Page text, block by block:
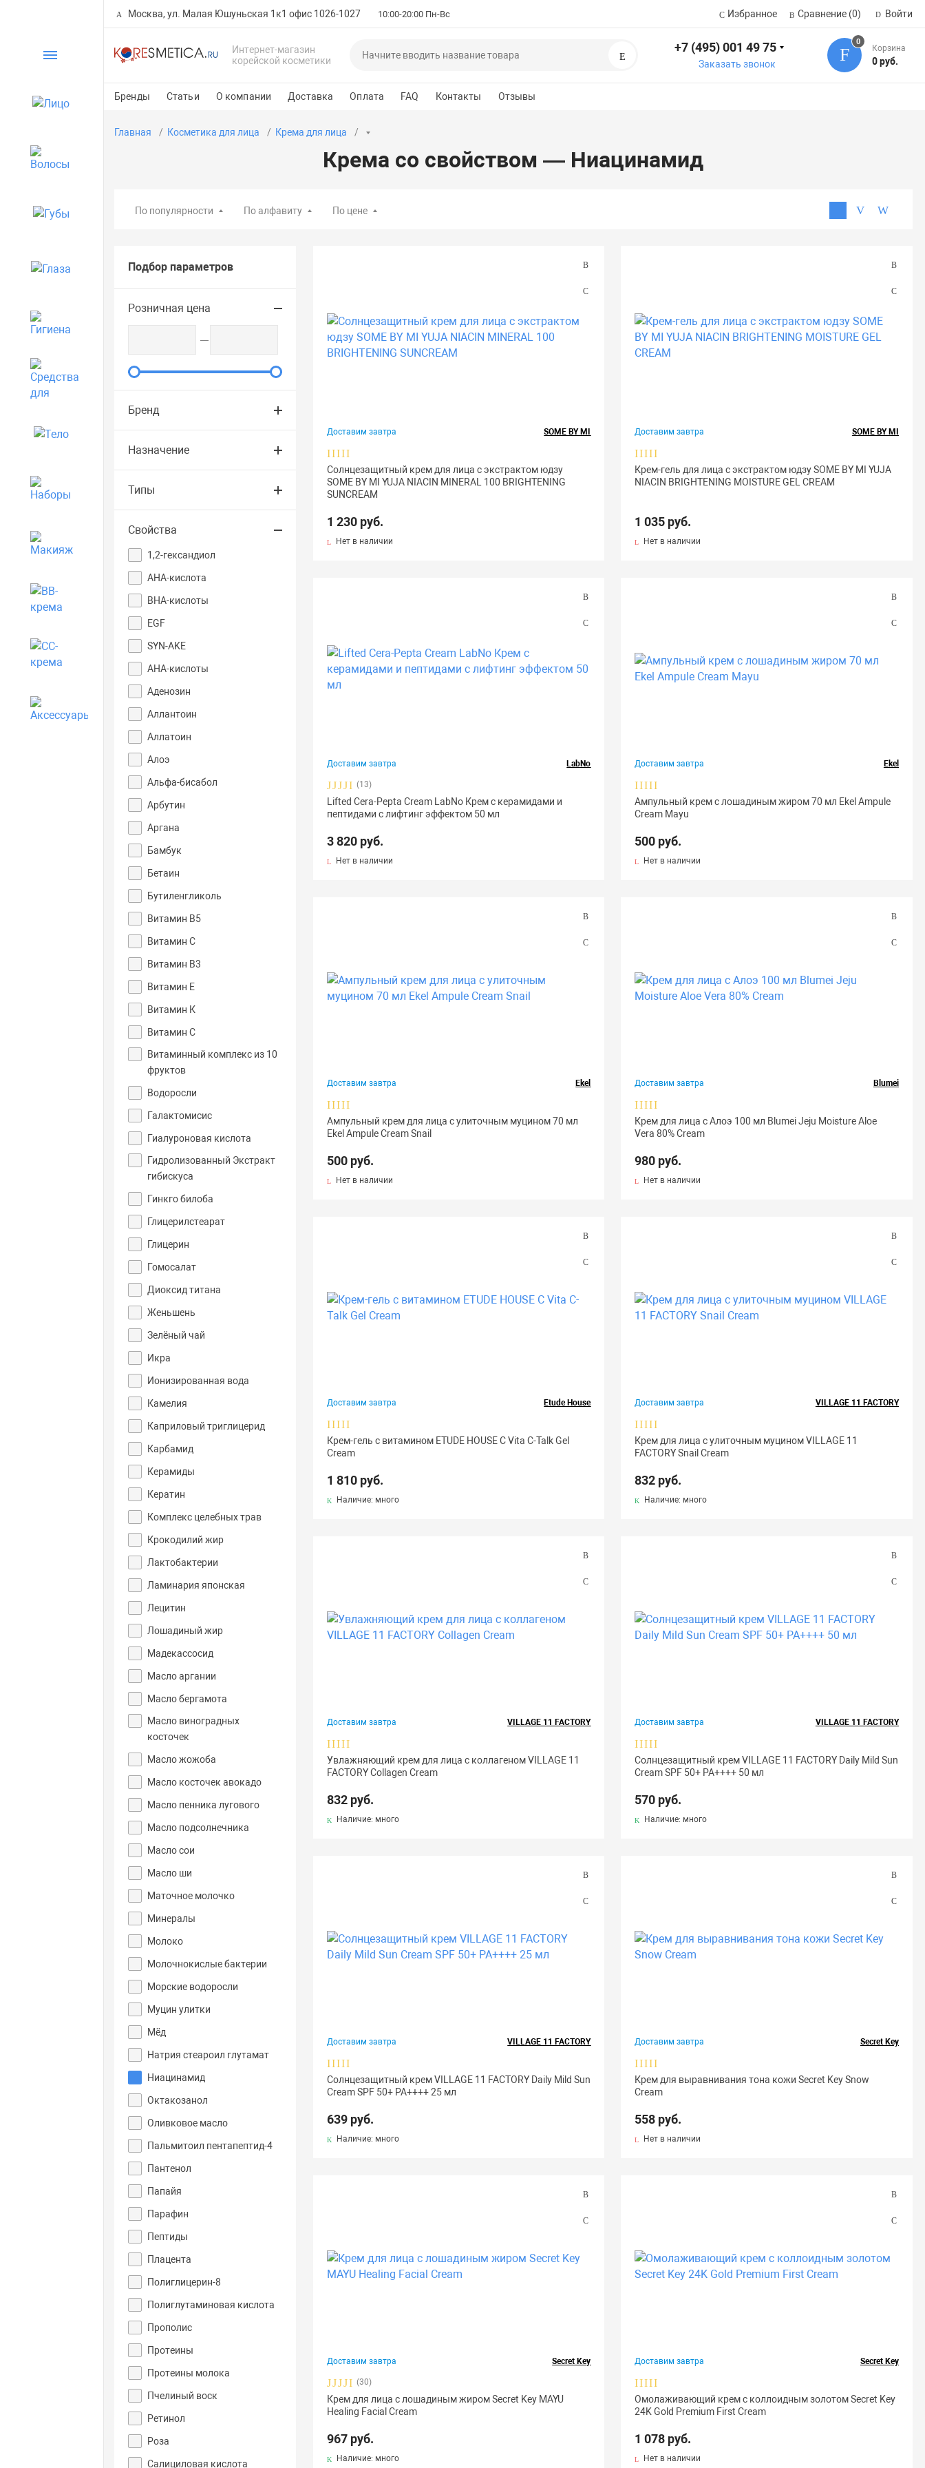
Москва, ул. Малая Юшуньская 1к1 офис 1026-1027 10:00-20:00 Пн-Вс Избранное Сравнение (0) Войти
Интернет-магазин
корейской косметики
+7 (495) 001 49 75
Заказать звонок
0
Корзина
0 руб.
Бренды Статьи О компании Доставка Оплата FAQ Контакты Отзывы
Каталог
Средства для дома
BB-крема
CC-крема
Аксессуары
Главная Косметика для лица Крема для лица
Крема со свойством — Ниацинамид
По популярности По алфавиту По цене
Подбор параметров
Розничная цена
Бренд
Назначение
Типы
Свойства
1,2-гександиол
AHA-кислота
BHA-кислоты
EGF
SYN-AKE
АНА-кислоты
Аденозин
Аллантоин
Аллатоин
Алоэ
Альфа-бисабол
Арбутин
Аргана
Бамбук
Бетаин
Бутиленгликоль
Витамин B5
Витамин C
Витамин В3
Витамин Е
Витамин К
Витамин С
Витаминный комплекс из 10
фруктов
Водоросли
Галактомисис
Гиалуроновая кислота
Гидролизованный Экстракт
гибискуса
Гинкго билоба
Глицерилстеарат
Глицерин
Гомосалат
Диоксид титана
Женьшень
Зелёный чай
Икра
Ионизированная вода
Камелия
Каприловый триглицерид
Карбамид
Керамиды
Кератин
Комплекс целебных трав
Крокодилий жир
Лактобактерии
Ламинария японская
Лецитин
Лошадиный жир
Мадекассосид
Масло аргании
Масло бергамота
Масло виноградных
косточек
Масло жожоба
Масло косточек авокадо
Масло пенника лугового
Масло подсолнечника
Масло сои
Масло ши
Маточное молочко
Минералы
Молоко
Молочнокислые бактерии
Морские водоросли
Муцин улитки
Мёд
Натрия стеароил глутамат
Ниацинамид
Октакозанол
Оливковое масло
Пальмитоил пентапептид-4
Пантенол
Папайя
Парафин
Пептиды
Плацента
Полиглицерин-8
Полиглутаминовая кислота
Прополис
Протеины
Протеины молока
Пчелиный воск
Ретинол
Роза
Салициловая кислота
Доставим завтра SOME BY MI
Солнцезащитный крем для лица с экстрактом юдзу
SOME BY MI YUJA NIACIN MINERAL 100 BRIGHTENING
SUNCREAM
1 230 руб.
Нет в наличии
Доставим завтра SOME BY MI
Крем-гель для лица с экстрактом юдзу SOME BY MI YUJA
NIACIN BRIGHTENING MOISTURE GEL CREAM
1 035 руб.
Нет в наличии
Доставим завтра LabNo
(13)
Lifted Cera-Pepta Cream LabNo Крем с керамидами и
пептидами с лифтинг эффектом 50 мл
3 820 руб.
Нет в наличии
Доставим завтра Ekel
Ампульный крем с лошадиным жиром 70 мл Ekel Ampule
Cream Mayu
500 руб.
Нет в наличии
Доставим завтра Ekel
Ампульный крем для лица с улиточным муцином 70 мл
Ekel Ampule Cream Snail
500 руб.
Нет в наличии
Доставим завтра Blumei
Крем для лица с Алоэ 100 мл Blumei Jeju Moisture Aloe
Vera 80% Cream
980 руб.
Нет в наличии
Доставим завтра Etude House
Крем-гель с витамином ETUDE HOUSE С Vita C-Talk Gel
Cream
1 810 руб.
Наличие: много
Доставим завтра VILLAGE 11 FACTORY
Крем для лица с улиточным муцином VILLAGE 11
FACTORY Snail Cream
832 руб.
Наличие: много
Доставим завтра VILLAGE 11 FACTORY
Увлажняющий крем для лица с коллагеном VILLAGE 11
FACTORY Collagen Cream
832 руб.
Наличие: много
Доставим завтра VILLAGE 11 FACTORY
Солнцезащитный крем VILLAGE 11 FACTORY Daily Mild Sun
Cream SPF 50+ PA++++ 50 мл
570 руб.
Наличие: много
Доставим завтра VILLAGE 11 FACTORY
Солнцезащитный крем VILLAGE 11 FACTORY Daily Mild Sun
Cream SPF 50+ PA++++ 25 мл
639 руб.
Наличие: много
Доставим завтра Secret Key
Крем для выравнивания тона кожи Secret Key Snow
Cream
558 руб.
Нет в наличии
Доставим завтра Secret Key
(30)
Крем для лица с лошадиным жиром Secret Key MAYU
Healing Facial Cream
967 руб.
Наличие: много
Доставим завтра Secret Key
Омолаживающий крем с коллоидным золотом Secret Key
24K Gold Premium First Cream
1 078 руб.
Нет в наличии